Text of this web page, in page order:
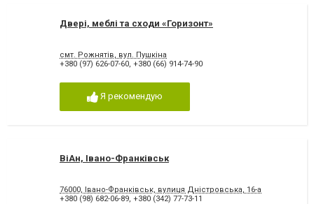
Двері, меблі та сходи «Горизонт»
смт. Рожнятів, вул. Пушкіна
+380 (97) 626-07-60, +380 (66) 914-74-90
Я рекомендую
ВіАн, Івано-Франківськ
76000, Івано-Франківськ, вулиця Дністровська, 16-а
+380 (98) 682-06-89, +380 (342) 77-73-11